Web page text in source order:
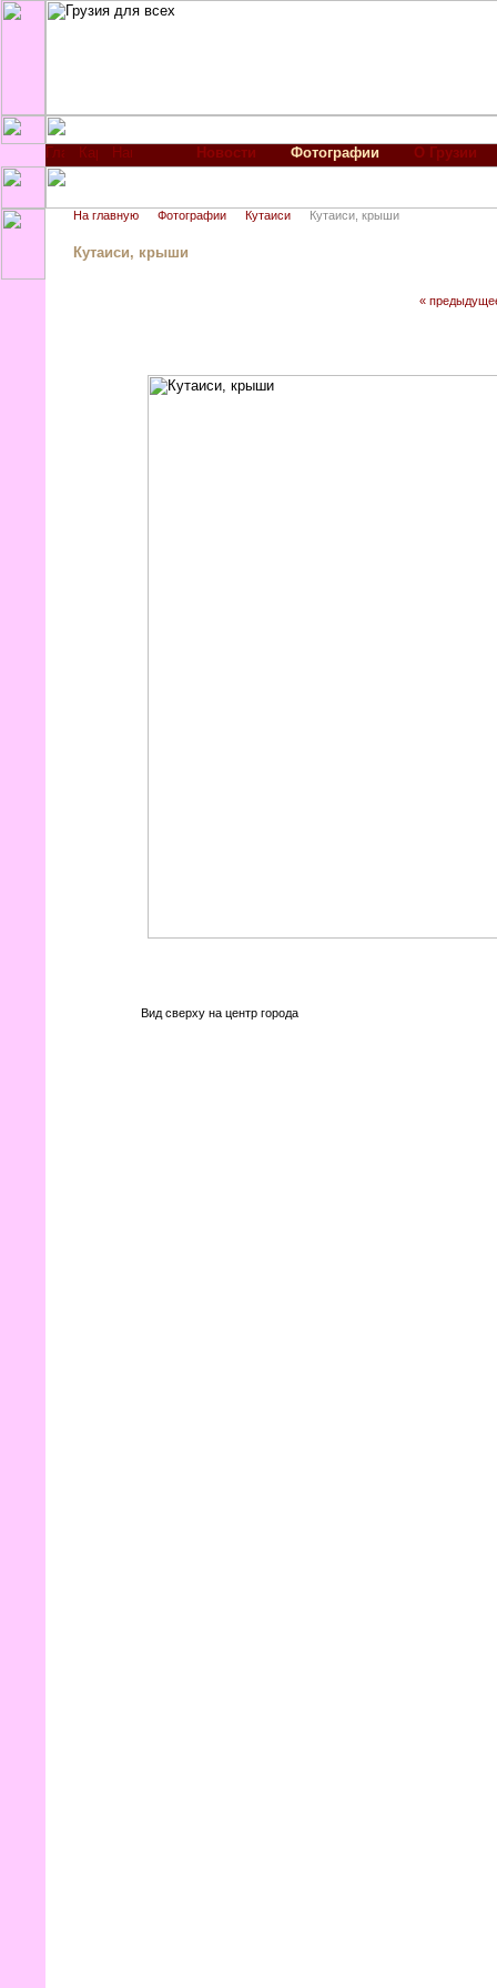
Новости Фотографии О Грузии
На главную Фотографии Кутаиси Кутаиси, крыши
Кутаиси, крыши
«
Вид сверху на центр города